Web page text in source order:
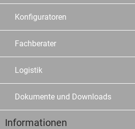
Konfiguratoren
Fachberater
Logistik
Dokumente und Downloads
Informationen